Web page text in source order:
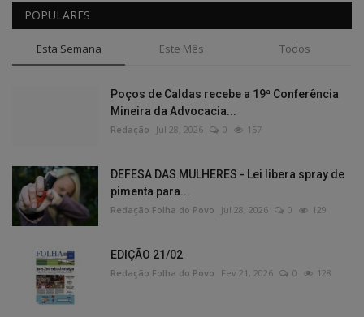
POPULARES
Esta Semana Este Mês Todos
Poços de Caldas recebe a 19ª Conferência
Mineira da Advocacia...
Redação Jul 28, 2026 0 157
DEFESA DAS MULHERES - Lei libera spray de
pimenta para...
Redação Folha do Povo Jul 28, 2026 0 129
EDIÇÃO 21/02
Redação Folha do Povo Fev 21, 2026 0 128